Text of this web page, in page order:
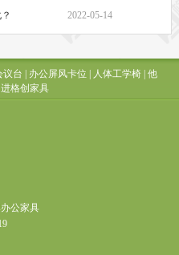
2022-05-14
议台 | 办公屏风卡位 | 人体工学椅| 他
格创家具
公家具